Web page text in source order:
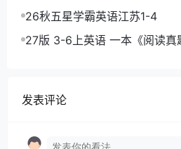
26秋五星学霸英语江苏1-4
27版 3-6上英语 一本《阅读真
发表评论